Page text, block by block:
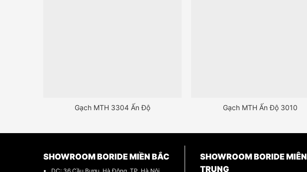
Gạch MTH 3304 Ấn Độ Gạch MTH Ấn Độ 3010
SHOWROOM BORIDE MIỀN BẮC
SHOWROOM BORIDE MIÊN
TRUNG